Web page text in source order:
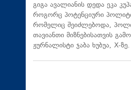
გიგა ავალიანის დედა ეკა
როგორც პოტენციური
რომელიც შეიძლებოდა,
თავიანთი მიზნებისათვის
ჟურნალისტი ჯაბა ხუბუა, X-ზე.